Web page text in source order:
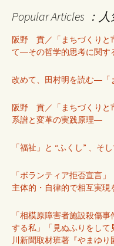
Popular Articles ：
阪野 貢／「まちづくりと
て―その哲学的思考に関
改めて、田村明を読む―
阪野 貢／「まちづくりと
系譜と変革の実践原理―
「福祉」と “ふくし” 、そ
「ボランティア拒否宣言
主体的・自律的で相互実
「相模原障害者施設殺傷
する私」「見ぬふりをし
川新聞取材班著『やまゆ